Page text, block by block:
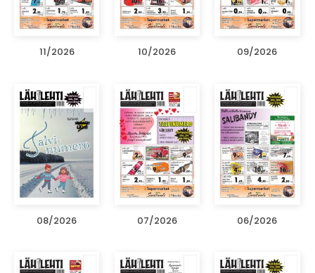
11/2026 10/2026 09/2026
08/2026 07/2026 06/2026